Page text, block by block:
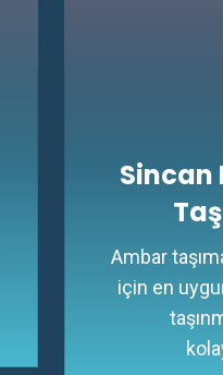
Sincan
Ambar
için en